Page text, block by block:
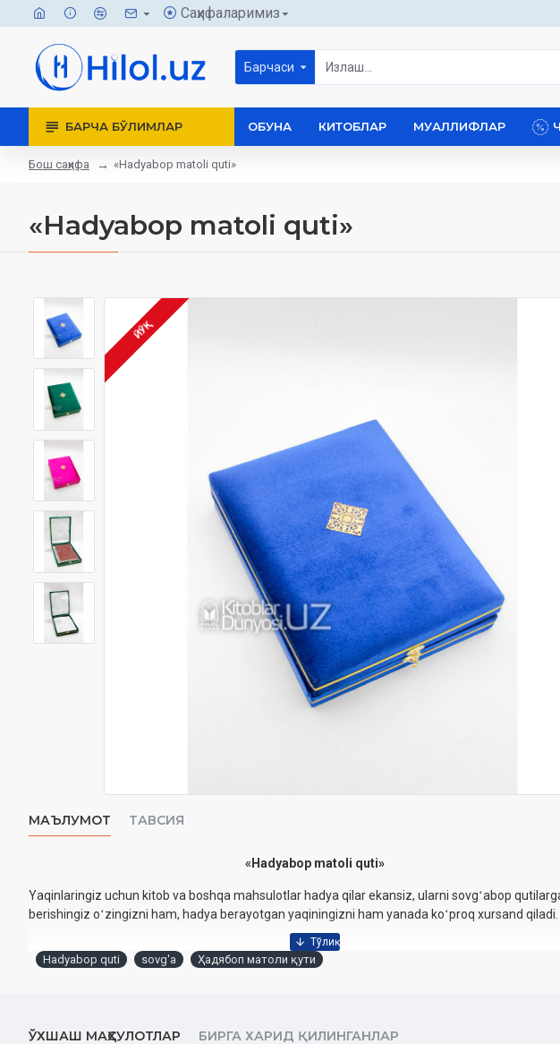
Саҳифаларимиз
Барчаси
БАРЧА БЎЛИМЛАР ОБУНА КИТОБЛАР МУАЛЛИФЛАР
Бош саҳифа «Hadyabop matoli quti»
«Hadyabop matoli quti»
ЙЎҚ
МАЪЛУМОТ ТАВСИЯ
«Hadyabop matoli quti»
Yaqinlaringiz uchun kitob va boshqa mahsulotlar hadya qilar ekansiz, ularni sovgʻabop
berishingiz oʻzingizni ham, hadya berayotgan yaqiningizni ham yanada koʻproq xursand qiladi.
Hadyabop quti sovg'a Ҳадябоп матоли қути
ЎХШАШ МАҲСУЛОТЛАР БИРГА ХАРИД ҚИЛИНГАНЛАР